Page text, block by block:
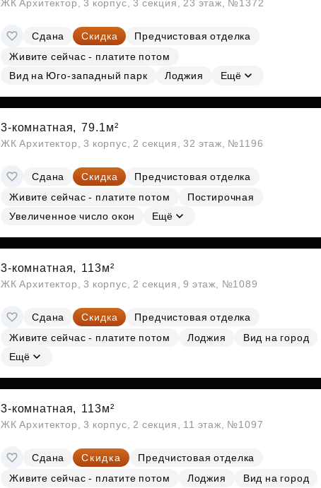
ЖК Архитектор, 3 корпус, 3 секция, 23 этаж, №1372
Сдана Скидка
Предчистовая отделка
Живите сейчас - платите потом
Вид на Юго-западный парк
Лоджия Ещё
3-комнатная, 79.1м²
ЖК Архитектор, 3 корпус, 2 секция, 32 этаж, №1196
Сдана Скидка
Предчистовая отделка
Живите сейчас - платите потом
Постирочная
Увеличенное число окон
Ещё
3-комнатная, 113м²
ЖК Архитектор, 3 корпус, 2 секция, 9 этаж, №1089
Сдана Скидка
Предчистовая отделка
Живите сейчас - платите потом
Лоджия
Вид на город
Ещё
3-комнатная, 113м²
ЖК Архитектор, 3 корпус, 2 секция, 11 этаж, №1097
Сдана Скидка
Предчистовая отделка
Живите сейчас - платите потом
Лоджия
Вид на город